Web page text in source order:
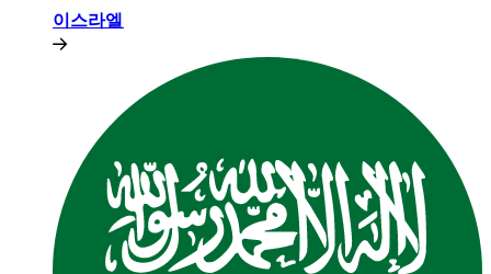
이스라엘​​